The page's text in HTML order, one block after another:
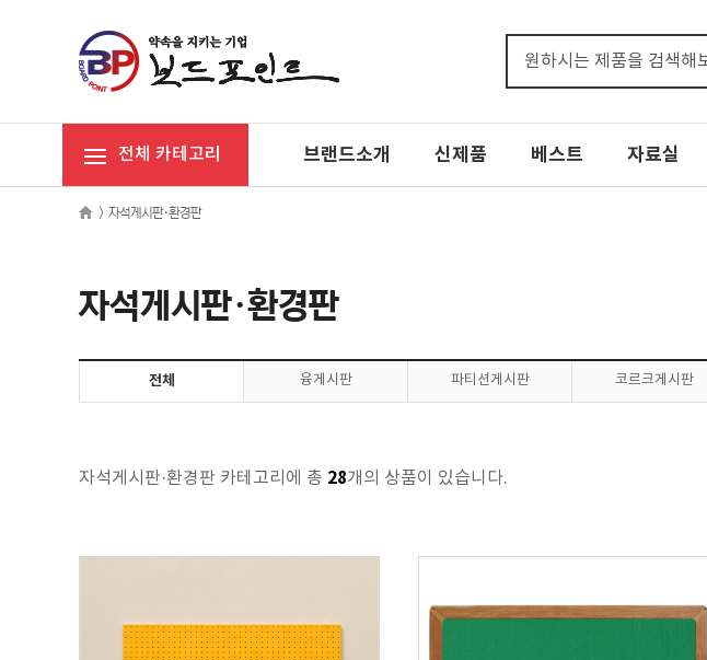
전체 카테고리 브랜드소개 신제품 베스트 자료실
> 자석게시판·환경판
자석게시판·환경판
전체 융게시판 파티션게시판 코르크게시판
자석게시판·환경판 카테고리에 총 28개의 상품이 있습니다.